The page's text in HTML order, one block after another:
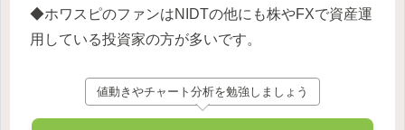
◆ホワスピのファンはNIDTの他にも株やFXで資産運
用している投資家の方が多いです。
値動きやチャート分析を勉強しましょう